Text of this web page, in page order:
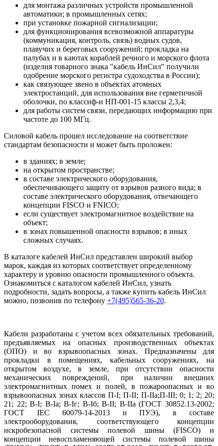
для монтажа различных устройств промышленной
автоматики; в промышленных сетях;
при установке пожарной сигнализации;
для функционирования всевозможной аппаратуры
(коммуникация, контроль, связь) водных судов,
плавучих и береговых сооружений; прокладка на
палубах и в каютах кораблей речного и морского флота
(изделия товарного знака "кабель ИнСил" получили
одобрение морского регистра судоходства в России);
как связующее звено в объектах атомных
электростанций, для использования вне герметичной
оболочки, по классиф-и НП-001-15 классы 2,3,4;
для работы систем связи, передающих информацию при
частоте до 100 МГц.
Силовой кабель прошел исследование на соответствие
стандартам безопасности и может быть проложен:
в зданиях; в земле;
на открытом пространстве;
в составе электрического оборудования,
обеспечивающего защиту от взрывов разного вида; в
составе электрического оборудования, отвечающего
концепции FISCO и FNICO;
если существует электромагнитное воздействие на
объект;
в зонах повышенной опасности взрывов; в иных
сложных случаях.
В каталоге кабелей ИнСил представлен широкий выбор
марок, каждая из которых соответствует определенному
характеру и уровню опасности промышленного объекта.
Ознакомиться с каталогом кабелей ИнСил, узнать
подробности, задать вопросы, а также купить кабель ИнСил
можно, позвонив по телефону +7(495)565-36-20.
Кабели разработаны с учетом всех обязательных требований,
предъявляемых на опасных производственных объектах
(ОПО) и во взрывоопасных зонах. Предназначены для
прокладки в помещениях, кабельных сооружениях, на
открытом воздухе, в земле, при отсутствии опасности
механических повреждений, при наличии внешних
электромагнитных помех и полей, в пожароопасных и во
взрывоопасных зонах классов П-I; П-II; П-IIа;П-III; 0; 1; 2; 20;
21; 22; В-I; В-Iа; В-Iг; В-Iб; В-II; В-IIа (ГОСТ 30852.13-2002;
ГОСТ IEC 60079-14-2013 и ПУЭ), в составе
электрооборудования, соответствующего концепции
искробезопасной системы полевой шины (FISCO) и
концепции невоспламеняющей системы полевой шины